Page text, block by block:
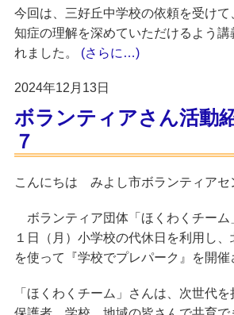
今回は、三好丘中学校の依頼を受け
知症の理解を深めていただけるよう
れました。
(さらに…)
2024年12月13日
ボランティアさん活動
７
こんにちは みよし市ボランティアセ
ボランティア団体「ほくわくチーム
１日（月）小学校の代休日を利用し
を使って 『学校でプレパーク』 を開催
「ほくわくチーム」さんは、次世代